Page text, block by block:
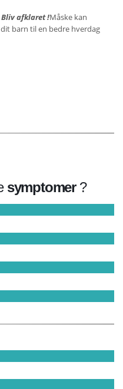
Bliv afklaret !Måske kan
barn til en bedre hverdag
symptomer?